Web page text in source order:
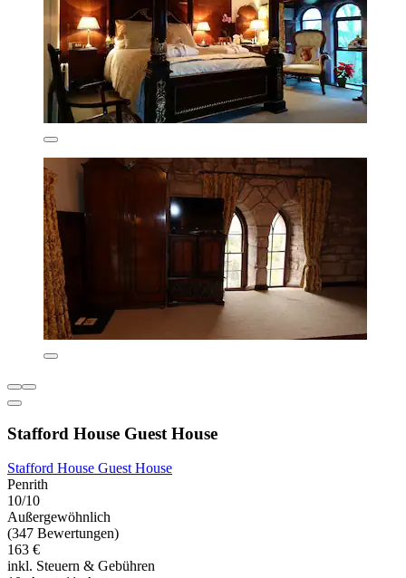
Stafford House Guest House
Stafford House Guest House
Penrith
10/10
Außergewöhnlich
(347 Bewertungen)
163 €
inkl. Steuern & Gebühren